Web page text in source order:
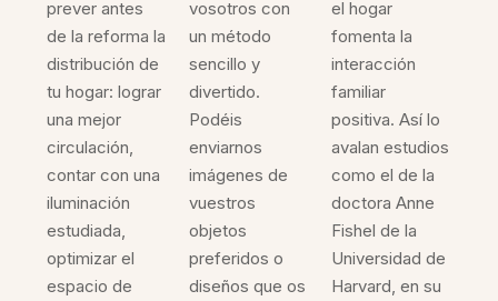
prever antes
de la reforma la
distribución de
tu hogar: lograr
una mejor
circulación,
contar con una
iluminación
estudiada,
optimizar el
espacio de
vosotros con
un método
sencillo y
divertido.
Podéis
enviarnos
imágenes de
vuestros
objetos
preferidos o
diseños que os
el hogar
fomenta la
interacción
familiar
positiva. Así lo
avalan estudios
como el de la
doctora Anne
Fishel de la
Universidad de
Harvard, en su